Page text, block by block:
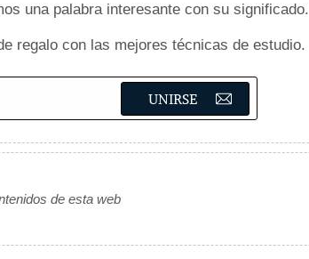
una palabra interesante con su significado.
regalo con las mejores técnicas de estudio.
de esta web